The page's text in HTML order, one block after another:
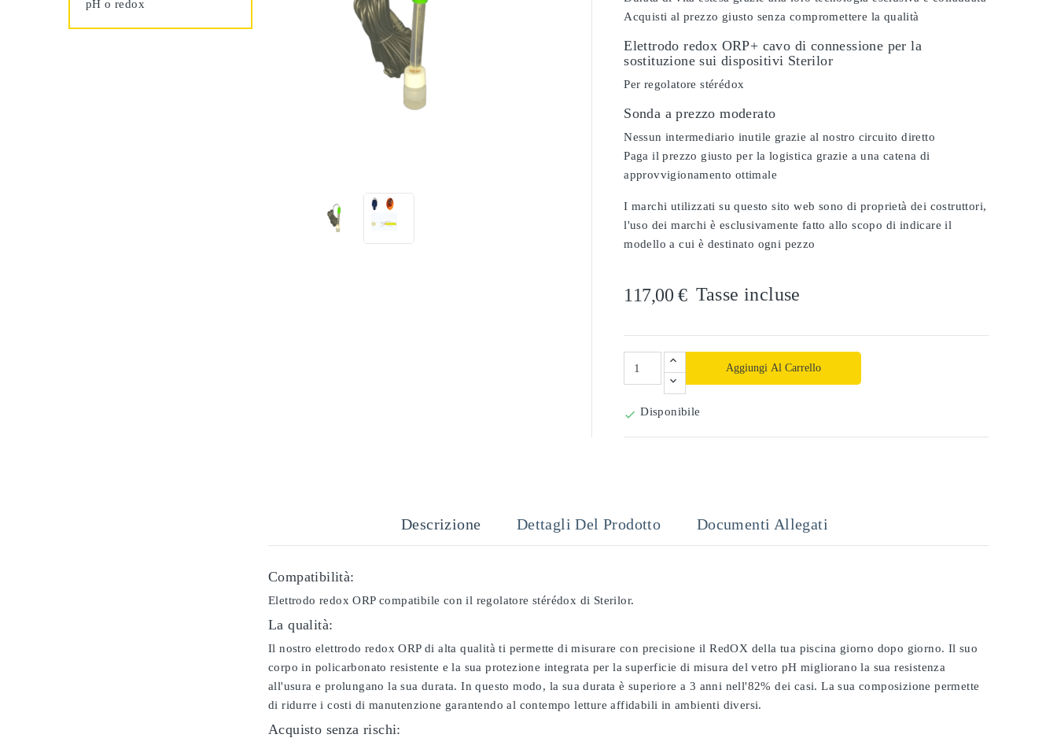
pH o redox
Acquisti al prezzo giusto senza compromettere la qualità
Elettrodo redox ORP+ cavo di connessione per la
sostituzione sui dispositivi Sterilor
Per regolatore stérédox
Sonda a prezzo moderato
Nessun intermediario inutile grazie al nostro circuito diretto
Paga il prezzo giusto per la logistica grazie a una catena di
approvvigionamento ottimale
I marchi utilizzati su questo sito web sono di proprietà dei costruttori,
l'uso dei marchi è esclusivamente fatto allo scopo di indicare il
modello a cui è destinato ogni pezzo
117,00 € Tasse incluse
Aggiungi Al Carrello
 Disponibile
Descrizione Dettagli Del Prodotto Documenti Allegati
Compatibilità:
Elettrodo redox ORP compatibile con il regolatore stérédox di Sterilor.
La qualità:
Il nostro elettrodo redox ORP di alta qualità ti permette di misurare con precisione il RedOX della tua piscina giorno dopo giorno. Il suo
corpo in policarbonato resistente e la sua protezione integrata per la superficie di misura del vetro pH migliorano la sua resistenza
all'usura e prolungano la sua durata. In questo modo, la sua durata è superiore a 3 anni nell'82% dei casi. La sua composizione permette
di ridurre i costi di manutenzione garantendo al contempo letture affidabili in ambienti diversi.
Acquisto senza rischi: